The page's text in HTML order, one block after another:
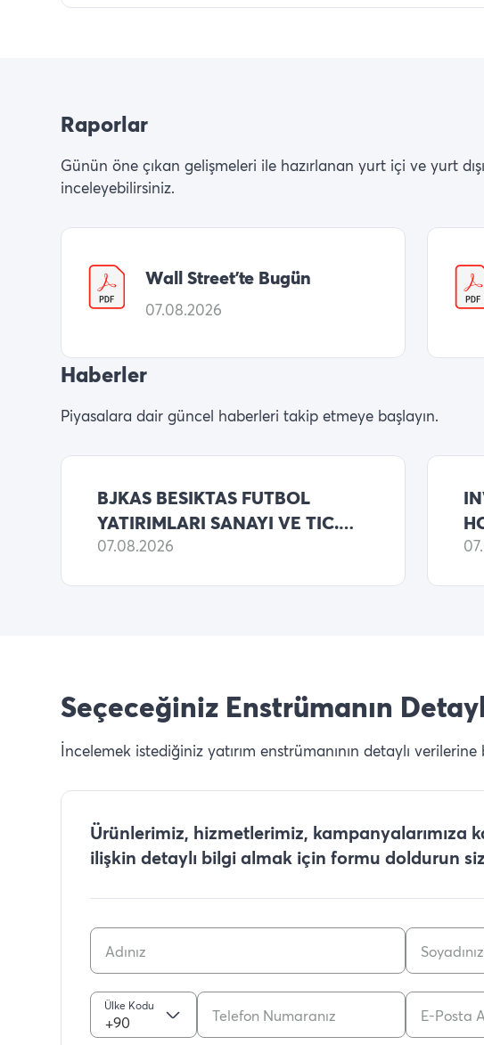
Raporlar
Günün öne çıkan gelişmeleri ile hazırlanan yurt içi ve yurt
inceleyebilirsiniz.
Wall Street’te Bugün
07.08.2026
Haberler
Piyasalara dair güncel haberleri takip etmeye başlayın.
BJKAS BESIKTAS FUTBOL
YATIRIMLARI SANAYI VE TIC.
KONSOLIDE BILANCO 2025
07.08.2026
Seçeceğiniz Enstrümanın
İncelemek istediğiniz yatırım enstrümanının detaylı
Ürünlerimiz, hizmetlerimiz, kampanyalarımıza
ilişkin detaylı bilgi almak için formu doldurun
Ülke Kodu
+90